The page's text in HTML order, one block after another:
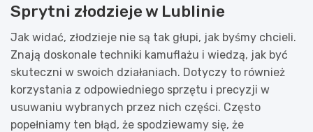
Sprytni złodzieje w Lublinie
Jak widać, złodzieje nie są tak głupi, jak byśmy chcieli.
Znają doskonale techniki kamuflażu i wiedzą, jak być
skuteczni w swoich działaniach. Dotyczy to również
korzystania z odpowiedniego sprzętu i precyzji w
usuwaniu wybranych przez nich części. Często
popełniamy ten błąd, że spodziewamy się, że